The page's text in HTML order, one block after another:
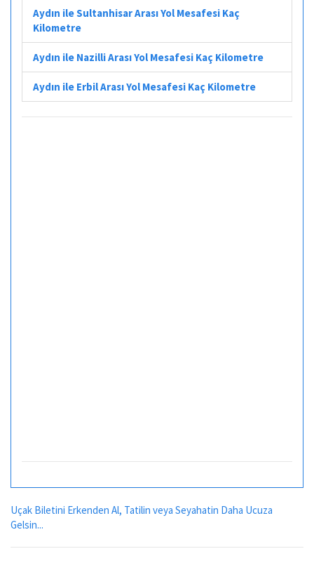
Aydın ile Sultanhisar Arası Yol Mesafesi Kaç
Kilometre
Aydın ile Nazilli Arası Yol Mesafesi Kaç Kilometre
Aydın ile Erbil Arası Yol Mesafesi Kaç Kilometre
Uçak Biletini Erkenden Al, Tatilin veya Seyahatin Daha Ucuza
Gelsin...